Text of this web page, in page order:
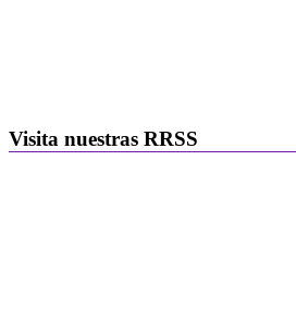
Visita nuestras RRSS